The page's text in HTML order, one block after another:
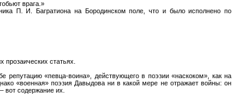
врага.»
П. И. Багратиона на Бородинском поле, что и было исполнено по
статьях.
репутацию «певца-воина», действующего в поэзии «наскоком», как на
«военная» поэзия Давыдова ни в какой мере не отражает войны: он
вот содержание их.